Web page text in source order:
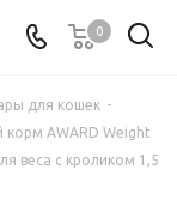
0
для кошек -
корм AWARD Weight
веса с кроликом 1,5